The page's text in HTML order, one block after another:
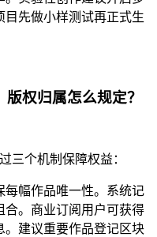
先做小样测试再正式生
权归属怎么规定？
三个机制保障权益：
每幅作品唯一性。系统记
合。商业订阅用户可获得
。建议重要作品登记区块